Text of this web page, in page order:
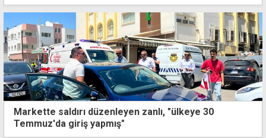
Markette saldırı düzenleyen zanlı, "ülkeye 30
Temmuz'da giriş yapmış"